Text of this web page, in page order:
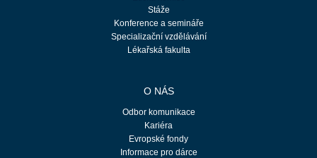
Stáže
Konference a semináře
Specializační vzdělávání
Lékařská fakulta
O NÁS
Odbor komunikace
Kariéra
Evropské fondy
Informace pro dárce